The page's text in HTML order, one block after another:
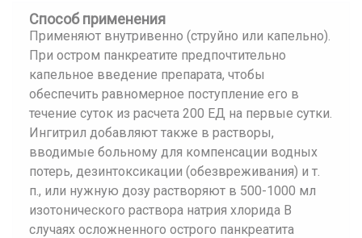
Способ применения
Применяют внутривенно (струйно или капельно).
При остром панкреатите предпочтительно
капельное введение препарата, чтобы
обеспечить равномерное поступление его в
течение суток из расчета 200 ЕД на первые сутки.
Ингитрил добавляют также в растворы,
вводимые больному для компенсации водных
потерь, дезинтоксикации (обезвреживания) и т.
п., или нужную дозу растворяют в 500-1000 мл
изотонического раствора натрия хлорида В
случаях осложненного острого панкреатита